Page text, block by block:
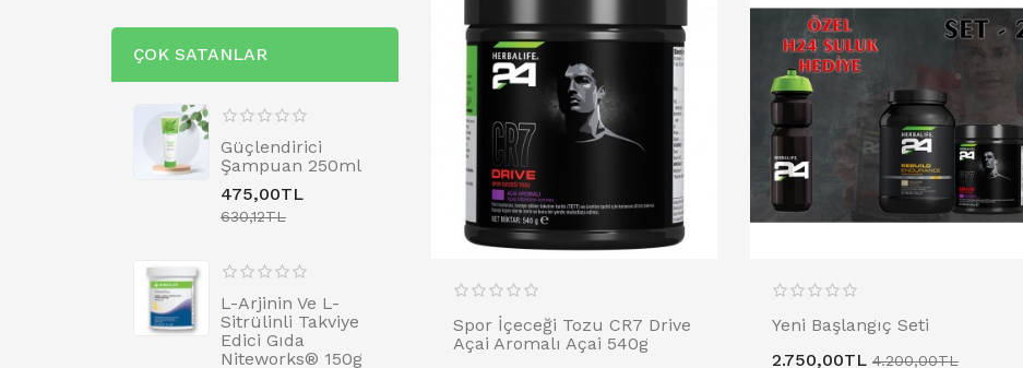
ÇOK SATANLAR
Güçlendirici
Şampuan 250ml
475,00TL
630,12TL
L-Arjinin Ve L-
Sitrülinli Takviye
Edici Gıda
Niteworks® 150g
Spor İçeceği Tozu CR7 Drive
Açai Aromalı Açai 540g
Yeni Başlangıç Seti
2.750,00TL 4.200,00TL